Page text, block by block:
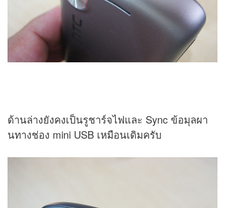
ด้านล่างยังคงเป็นรูชาร์จไฟและ Sync ข้อมุลผา
นทางช่อง mini USB เหมือนเดิมครับ